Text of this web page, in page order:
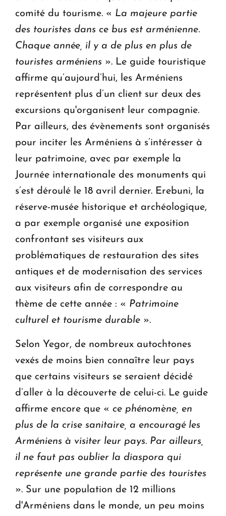
comité du tourisme. « La majeure partie
des touristes dans ce bus est arménienne.
Chaque année, il y a de plus en plus de
touristes arméniens ». Le guide touristique
affirme qu’aujourd’hui, les Arméniens
représentent plus d’un client sur deux des
excursions qu'organisent leur compagnie.
Par ailleurs, des évènements sont organisés
pour inciter les Arméniens à s’intéresser à
leur patrimoine, avec par exemple la
Journée internationale des monuments qui
s’est déroulé le 18 avril dernier. Erebuni, la
réserve-musée historique et archéologique,
a par exemple organisé une exposition
confrontant ses visiteurs aux
problématiques de restauration des sites
antiques et de modernisation des services
aux visiteurs afin de correspondre au
thème de cette année : « Patrimoine
culturel et tourisme durable ».
Selon Yegor, de nombreux autochtones
vexés de moins bien connaître leur pays
que certains visiteurs se seraient décidé
d’aller à la découverte de celui-ci. Le guide
affirme encore que « ce phénomène, en
plus de la crise sanitaire, a encouragé les
Arméniens à visiter leur pays. Par ailleurs,
il ne faut pas oublier la diaspora qui
représente une grande partie des touristes
». Sur une population de 12 millions
d'Arméniens dans le monde, un peu moins